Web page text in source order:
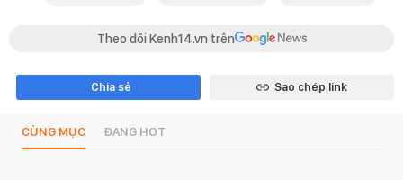
Theo dõi Kenh14.vn trên
Chia sẻ Sao chép link
CÙNG MỤC ĐANG HOT